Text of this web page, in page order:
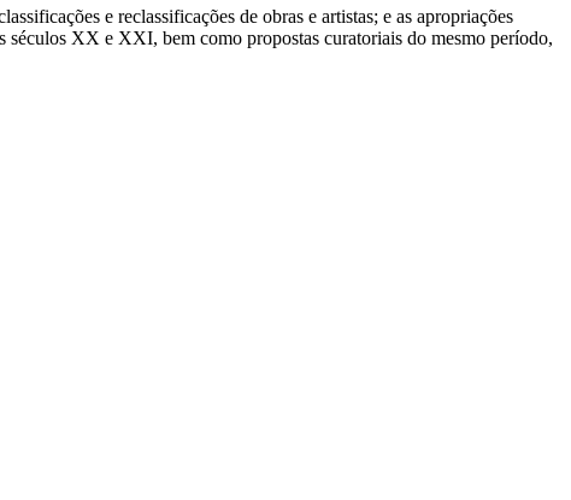
e reclassificações de obras e artistas; e as apropriações
séculos XX e XXI, bem como propostas curatoriais do mesmo período,